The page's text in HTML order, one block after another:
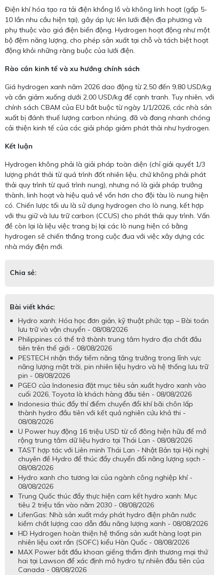
Điện khí hóa tạo ra tải điện khổng lồ và không linh hoạt (gấp 5-
10 lần nhu cầu hiện tại), gây áp lực lên lưới điện địa phương và
phụ thuộc vào giá điện biến động. Hydrogen hoạt động như một
bộ đệm năng lượng, cho phép sản xuất tại chỗ và tách biệt hoạt
động khỏi những ràng buộc của lưới điện.
Rào cản kinh tế và xu hướng chính sách
Giá hydrogen xanh năm 2026 dao động từ 2,50 đến 9,80 USD/kg
và cần giảm xuống dưới 2,00 USD/kg để cạnh tranh. Tuy nhiên, với
chính sách CBAM của EU bắt buộc từ ngày 1/1/2026, các nhà sản
xuất bị đánh thuế lượng carbon nhúng, đã và đang nhanh chóng
cải thiện kinh tế của các giải pháp giảm phát thải như hydrogen.
Kết luận
Hydrogen không phải là giải pháp toàn diện (chỉ giải quyết 1/3
lượng phát thải từ quá trình đốt nhiên liệu, chứ không phải phát
thải quy trình từ quá trình nung), nhưng nó là giải pháp trưởng
thành, linh hoạt và hiệu quả về vốn hơn cho đội tàu lò nung hiện
có. Chiến lược tối ưu là sử dụng hydrogen cho lò nung, kết hợp
với thu giữ và lưu trữ carbon (CCUS) cho phát thải quy trình. Vấn
đề còn lại là liệu việc trang bị lại các lò nung hiện có bằng
hydrogen sẽ chiến thắng trong cuộc đua với việc xây dựng các
nhà máy điện mới.
Chia sẻ:
Bài viết khác:
Hydro xanh: Hóa học đơn giản, kỹ thuật phức tạp – Bài toán
lưu trữ và vận chuyển - 08/08/2026
Philippines có thể trở thành trung tâm hydro địa chất đầu
tiên trên thế giới - 08/08/2026
PESTECH nhận thấy tiềm năng tăng trưởng trong lĩnh vực
năng lượng mặt trời, pin nhiên liệu hydro và hệ thống lưu trữ
pin - 08/08/2026
PGEO của Indonesia đặt mục tiêu sản xuất hydro xanh vào
cuối 2026, Toyota là khách hàng đầu tiên - 08/08/2026
Indonesia thúc đẩy thí điểm chuyển đổi khí bãi chôn lấp
thành hydro đầu tiên với kết quả nghiên cứu khả thi -
08/08/2026
U Power huy động 16 triệu USD từ cổ đông hiện hữu để mở
rộng trung tâm dữ liệu hydro tại Thái Lan - 08/08/2026
TAST hợp tác với Liên minh Thái Lan - Nhật Bản tại Hội nghị
chuyên đề Hydro để thúc đẩy chuyển đổi năng lượng sạch -
08/08/2026
Hydro xanh cho tương lai của ngành công nghiệp khí -
08/08/2026
Trung Quốc thúc đẩy thực hiện cam kết hydro xanh: Mục
tiêu 2 triệu tấn vào năm 2030 - 08/08/2026
LifenGas: Nhà sản xuất máy phát hydro điện phân nước
kiềm chất lượng cao dẫn đầu năng lượng xanh - 08/08/2026
HD Hydrogen hoàn thiện hệ thống sản xuất hàng loạt pin
nhiên liệu oxit rắn (SOFC) kiểu Hàn Quốc - 08/08/2026
MAX Power bắt đầu khoan giếng thẩm định thương mại thứ
hai tại Lawson để xác định mỏ hydro tự nhiên đầu tiên của
Canada - 08/08/2026